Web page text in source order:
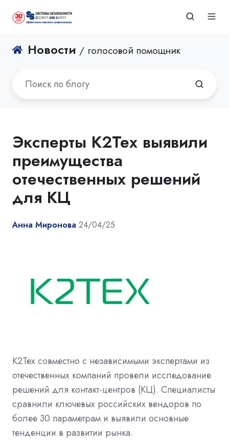
Новости / голосовой помощник
Эксперты К2Тех выявили
преимущества
отечественных решений
для КЦ
Анна Миронова 24/04/25
К2Тех совместно с независимыми экспертами из
отечественных компаний провели исследование
решений для контакт-центров (КЦ). Специалисты
сравнили ключевых российских вендоров по
более 30 параметрам и выявили основные
тенденции в развитии рынка.